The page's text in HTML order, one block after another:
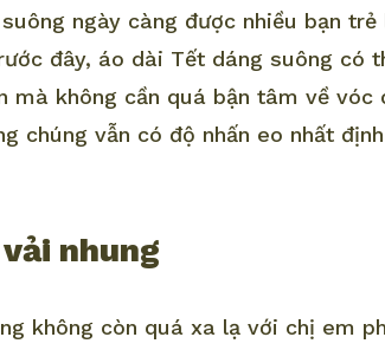
ngày càng được nhiều bạn
đây, áo dài Tết dáng suông có
mà không cần quá bận tâm về vóc
chúng vẫn có độ nhấn eo nhất
nhung
không còn quá xa lạ với chị em